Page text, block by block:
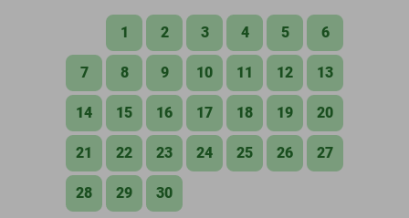
1 2 3 4 5 6
7 8 9 10 11 12 13
14 15 16 17 18 19 20
21 22 23 24 25 26 27
28 29 30